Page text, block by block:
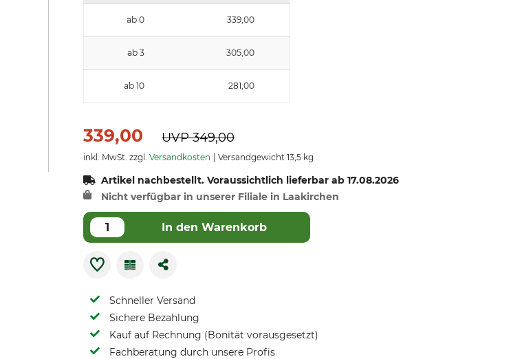
ab 0 339,00
ab 3 305,00
ab 10 281,00
339,00 UVP349,00
inkl. MwSt. zzgl. Versandkosten Versandgewicht 13,5 kg
Artikel nachbestellt. Voraussichtlich lieferbar ab 17.08.2026
Nicht verfügbar in unserer Filiale in Laakirchen
In den Warenkorb
Schneller Versand
Sichere Bezahlung
Kauf auf Rechnung (Bonität vorausgesetzt)
Fachberatung durch unsere Profis